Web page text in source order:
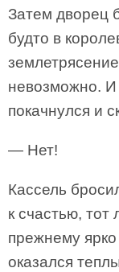
Затем дворец
будто в
невозможно. И
покачнулся и
— Нет!
Кассель
к счастью, тот
прежнему
оказался